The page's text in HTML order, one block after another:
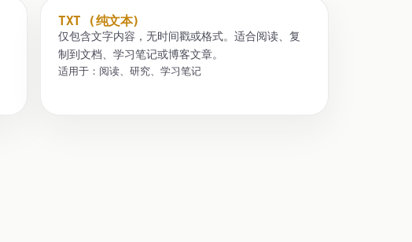
TXT (纯文本)
仅包含文字内容，无时间戳或格式。适合阅读、复
制到文档、学习笔记或博客文章。
适用于：阅读、研究、学习笔记